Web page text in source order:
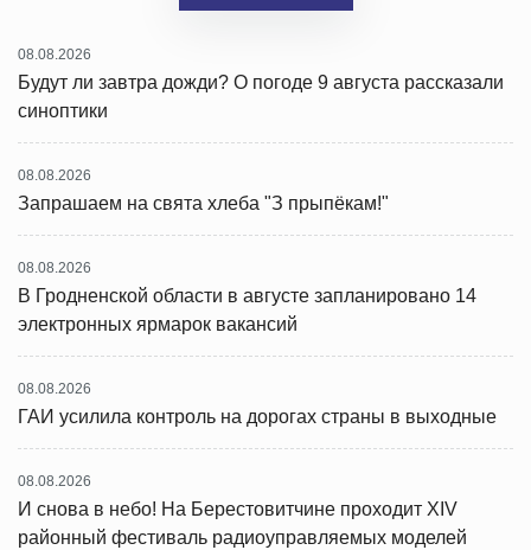
08.08.2026
Будут ли завтра дожди? О погоде 9 августа рассказали
синоптики
08.08.2026
Запрашаем на свята хлеба "З прыпёкам!"
08.08.2026
В Гродненской области в августе запланировано 14
электронных ярмарок вакансий
08.08.2026
ГАИ усилила контроль на дорогах страны в выходные
08.08.2026
И снова в небо! На Берестовитчине проходит XIV
районный фестиваль радиоуправляемых моделей